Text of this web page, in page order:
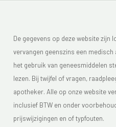
De gegevens op deze website zijn
vervangen geenszins een medisch
het gebruik van geneesmiddelen
lezen. Bij twijfel of vragen,
apotheker. Alle op onze website
inclusief BTW en onder
prijswijzigingen en of typfouten.